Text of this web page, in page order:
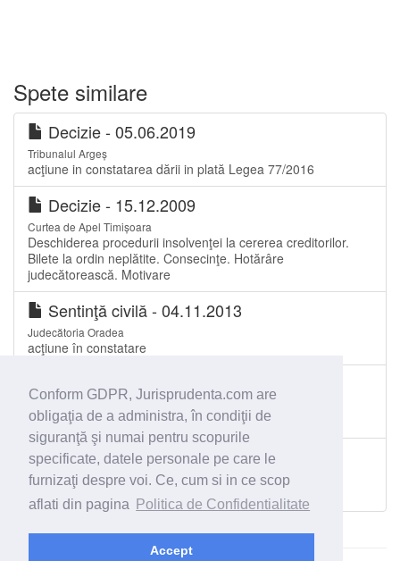
Conform GDPR, Jurisprudenta.com are
obligaţia de a administra, în condiţii de
siguranţă şi numai pentru scopurile
specificate, datele personale pe care le
furnizaţi despre voi. Ce, cum si in ce scop
aflati din pagina
Politica de Confidentialitate
Accept
Spete similare
Decizie - 05.06.2019
Tribunalul Argeș
acţiune in constatarea dării in plată Legea 77/2016
Decizie - 15.12.2009
Curtea de Apel Timișoara
Deschiderea procedurii insolvenţei la cererea creditorilor.
Bilete la ordin neplătite. Consecinţe. Hotărâre
judecătorească. Motivare
Sentinţă civilă - 04.11.2013
Judecătoria Oradea
acţiune în constatare
Hotărâre - 20.05.2015
litigii cu profesioniştii
Decizie - 01.01.2005
Judecătoria Curtea de Argeș
Fara titlu